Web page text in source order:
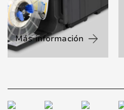
Más información